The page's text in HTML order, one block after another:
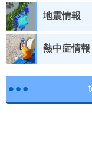
地震情報
熱中症情報